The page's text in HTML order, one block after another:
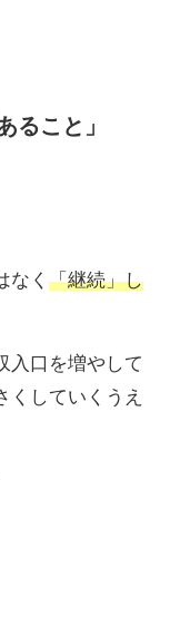
ること」
なく 「継続」し
入口を増やして
くしていくうえ